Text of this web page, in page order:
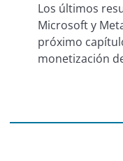
Los últimos
Microsoft y
próximo
monetización